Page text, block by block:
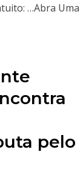
…Abra Uma
pelo